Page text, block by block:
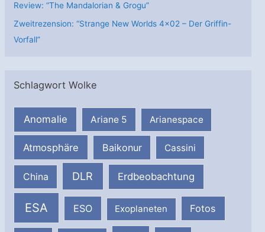
Review: “The Mandalorian & Grogu”
Zweitrezension: “Strange New Worlds 4×02 – Der Griffin-
Vorfall”
Schlagwort Wolke
Anomalie Ariane 5 Arianespace
Atmosphäre Baikonur Cassini
China DLR Erdbeobachtung
ESA ESO Exoplaneten Fotos